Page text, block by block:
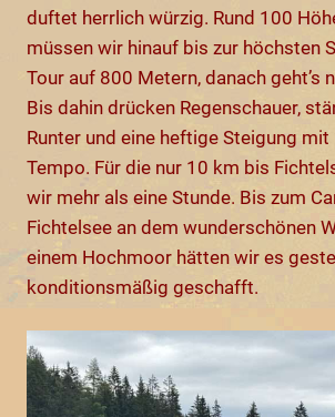
duftet herrlich würzig. Rund 100
müssen wir hinauf bis zur höchsten
Tour auf 800 Metern, danach geht’s
Bis dahin drücken Regenschauer,
Runter und eine heftige Steigung mit
Tempo. Für die nur 10 km bis
wir mehr als eine Stunde. Bis zum
Fichtelsee an dem wunderschönen
einem Hochmoor hätten wir es
konditionsmäßig geschafft.